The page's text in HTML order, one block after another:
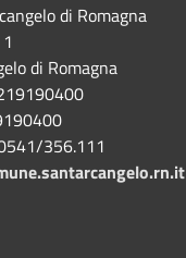
di Romagna
di Romagna
356.111